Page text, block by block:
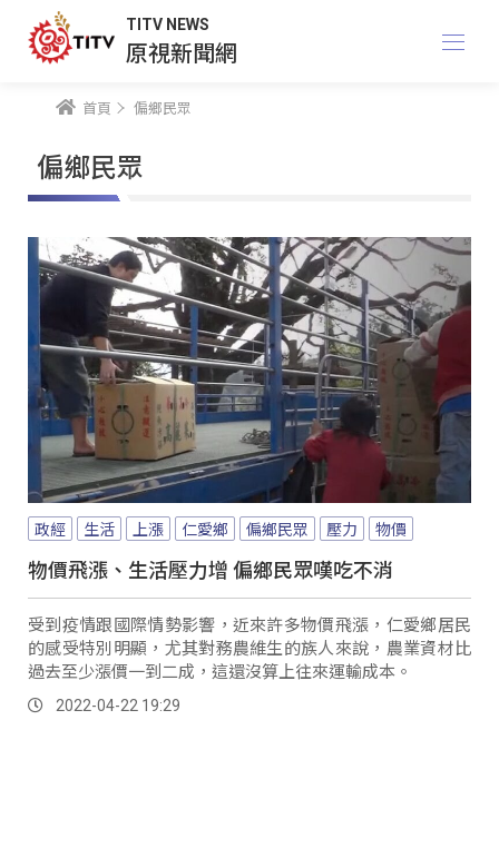
TITV NEWS
原視新聞網
首頁 偏鄉民眾
偏鄉民眾
政經 生活 上漲 仁愛鄉 偏鄉民眾 壓力 物價
物價飛漲、生活壓力增 偏鄉民眾嘆吃不消
受到疫情跟國際情勢影響，近來許多物價飛漲，仁愛鄉居民
的感受特別明顯，尤其對務農維生的族人來說，農業資材比
過去至少漲價一到二成，這還沒算上往來運輸成本。
2022-04-22 19:29